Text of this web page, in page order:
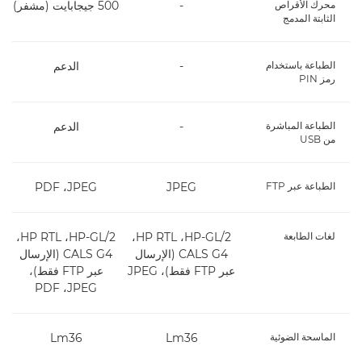
محرك الأقراص
الثابتة المدمج
- 500 جيجابايت (مشفر)
الطباعة باستخدام
رمز PIN
- الدعم
الطباعة المباشرة
من USB
- الدعم
الطباعة عبر FTP JPEG JPEG، ‏PDF
لغات الطابعة
HP-GL/2، ‏HP RTL،
‏CALS G4 (الإرسال
عبر FTP فقط)، JPEG
HP-GL/2،‏ HP RTL،
‏CALS G4 (الإرسال
عبر FTP فقط)،
JPEG، ‏PDF
الماسحة الضوئية Lm36
Lm36